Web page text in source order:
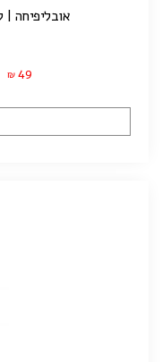
אובליפיחה |
₪ 49